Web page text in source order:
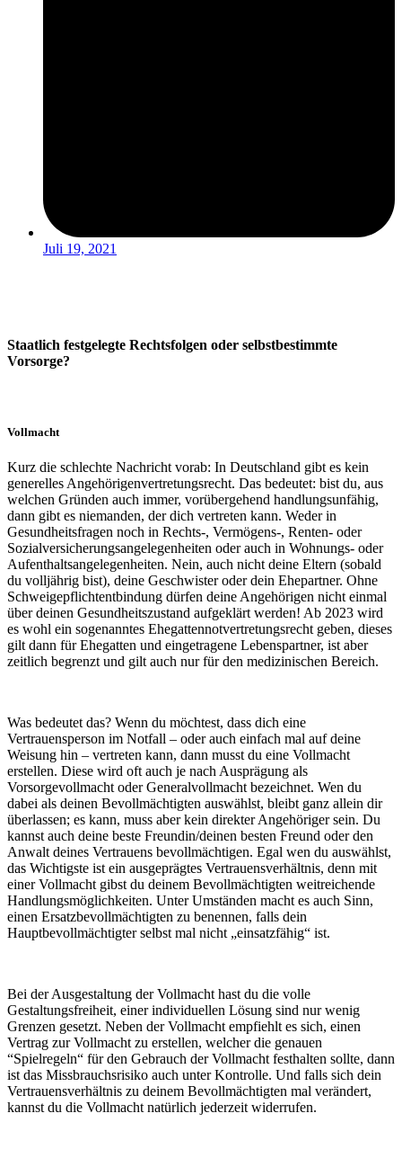
Juli 19, 2021
Staatlich festgelegte Rechtsfolgen oder selbstbestimmte
Vorsorge?
Vollmacht
Kurz die schlechte Nachricht vorab: In Deutschland gibt es kein
generelles Angehörigenvertretungsrecht. Das bedeutet: bist du, aus
welchen Gründen auch immer, vorübergehend handlungsunfähig,
dann gibt es niemanden, der dich vertreten kann. Weder in
Gesundheitsfragen noch in Rechts-, Vermögens-, Renten- oder
Sozialversicherungsangelegenheiten oder auch in Wohnungs- oder
Aufenthaltsangelegenheiten. Nein, auch nicht deine Eltern (sobald
du volljährig bist), deine Geschwister oder dein Ehepartner. Ohne
Schweigepflichtentbindung dürfen deine Angehörigen nicht einmal
über deinen Gesundheitszustand aufgeklärt werden! Ab 2023 wird
es wohl ein sogenanntes Ehegattennotvertretungsrecht geben, dieses
gilt dann für Ehegatten und eingetragene Lebenspartner, ist aber
zeitlich begrenzt und gilt auch nur für den medizinischen Bereich.
Was bedeutet das? Wenn du möchtest, dass dich eine
Vertrauensperson im Notfall – oder auch einfach mal auf deine
Weisung hin – vertreten kann, dann musst du eine Vollmacht
erstellen. Diese wird oft auch je nach Ausprägung als
Vorsorgevollmacht oder Generalvollmacht bezeichnet. Wen du
dabei als deinen Bevollmächtigten auswählst, bleibt ganz allein dir
überlassen; es kann, muss aber kein direkter Angehöriger sein. Du
kannst auch deine beste Freundin/deinen besten Freund oder den
Anwalt deines Vertrauens bevollmächtigen. Egal wen du auswählst,
das Wichtigste ist ein ausgeprägtes Vertrauensverhältnis, denn mit
einer Vollmacht gibst du deinem Bevollmächtigten weitreichende
Handlungsmöglichkeiten. Unter Umständen macht es auch Sinn,
einen Ersatzbevollmächtigten zu benennen, falls dein
Hauptbevollmächtigter selbst mal nicht „einsatzfähig“ ist.
Bei der Ausgestaltung der Vollmacht hast du die volle
Gestaltungsfreiheit, einer individuellen Lösung sind nur wenig
Grenzen gesetzt. Neben der Vollmacht empfiehlt es sich, einen
Vertrag zur Vollmacht zu erstellen, welcher die genauen
“Spielregeln“ für den Gebrauch der Vollmacht festhalten sollte, dann
ist das Missbrauchsrisiko auch unter Kontrolle. Und falls sich dein
Vertrauensverhältnis zu deinem Bevollmächtigten mal verändert,
kannst du die Vollmacht natürlich jederzeit widerrufen.